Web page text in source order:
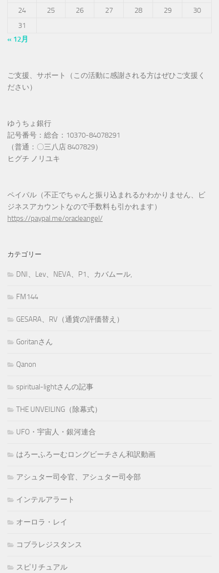
24
25 26 27 28 29
30
31
« 12月
ご支援、サポート（この活動に感謝される方はぜひご支援く
ださい）
ゆうちょ銀行
記号番号：総合：10370-84078291
（普通：〇三八店 8407829）
ヒグチ ノリユキ
ペイパル（不正でちゃんと振り込まれるかわかりません、ビ
ジネスアカウントなので手数料も引かれます）
https://paypal.me/oracleangel/
カテゴリー
DNI、Lev、NEVA、P1、カバムール,
FM144
GESARA、RV（通貨の評価替え）
Goritanさん
Qanon
spiritual-lightさんの記事
THE UNVEILING（除幕式）
UFO・宇宙人・銀河連合
はろーふろーむロングビーチさん和訳動画
アシュター司令官、アシュター司令部
インテルアラート
オーロラ・レイ
コブラレジスタンス
スピリチュアル